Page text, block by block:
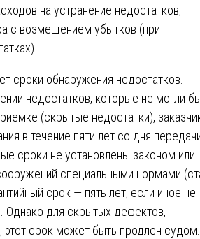
на устранение недостатков;
с возмещением убытков (при
сроки обнаружения недостатков.
недостатков, которые не могли
(скрытые недостатки),
в течение пяти лет со дня
сроки не установлены законом или
специальными нормами
срок — пять лет, если иное не
Однако для скрытых дефектов,
срок может быть продлен